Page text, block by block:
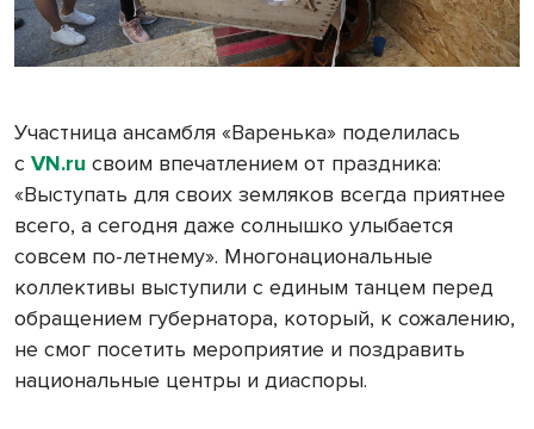
Участница ансамбля «Варенька» поделилась
с VN.ru своим впечатлением от праздника:
«Выступать для своих земляков всегда приятнее
всего, а сегодня даже солнышко улыбается
совсем по-летнему». Многонациональные
коллективы выступили с единым танцем перед
обращением губернатора, который, к сожалению,
не смог посетить мероприятие и поздравить
национальные центры и диаспоры.